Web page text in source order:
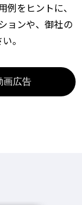
をヒントに、
ョンや、御社の
。
画広告